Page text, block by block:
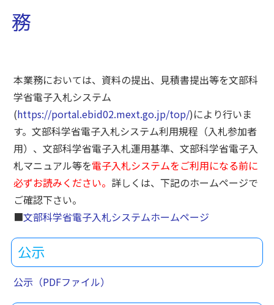
務
本業務においては、資料の提出、見積書提出等を文部科
学省電子入札システム
(https://portal.ebid02.mext.go.jp/top/)により行いま
す。文部科学省電子入札システム利用規程（入札参加者
用）、文部科学省電子入札運用基準、文部科学省電子入
札マニュアル等を電子入札システムをご利用になる前に
必ずお読みください。 詳しくは、下記のホームページで
ご確認下さい。
■文部科学省電子入札システムホームページ
公示
公示（PDFファイル）